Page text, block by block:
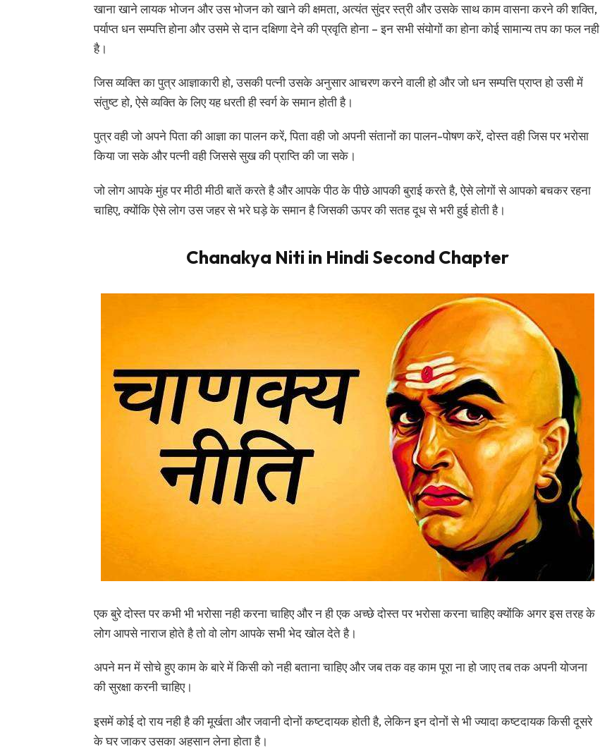
खाना खाने लायक भोजन और उस भोजन को खाने की क्षमता, अत्यंत सुंदर स्त्री और उसके साथ काम वासना करने की शक्ति,
पर्याप्त धन सम्पत्ति होना और उसमे से दान दक्षिणा देने की प्रवृति होना – इन सभी संयोगों का होना कोई सामान्य तप का फल नही
है।
जिस व्यक्ति का पुत्र आज्ञाकारी हो, उसकी पत्नी उसके अनुसार आचरण करने वाली हो और जो धन सम्पत्ति प्राप्त हो उसी में
संतुष्ट हो, ऐसे व्यक्ति के लिए यह धरती ही स्वर्ग के समान होती है।
पुत्र वही जो अपने पिता की आज्ञा का पालन करें, पिता वही जो अपनी संतानों का पालन-पोषण करें, दोस्त वही जिस पर भरोसा
किया जा सके और पत्नी वही जिससे सुख की प्राप्ति की जा सके।
जो लोग आपके मुंह पर मीठी मीठी बातें करते है और आपके पीठ के पीछे आपकी बुराई करते है, ऐसे लोगों से आपको बचकर रहना
चाहिए, क्योंकि ऐसे लोग उस जहर से भरे घड़े के समान है जिसकी ऊपर की सतह दूध से भरी हुई होती है।
Chanakya Niti in Hindi Second Chapter
एक बुरे दोस्त पर कभी भी भरोसा नही करना चाहिए और न ही एक अच्छे दोस्त पर भरोसा करना चाहिए क्योंकि अगर इस तरह के
लोग आपसे नाराज होते है तो वो लोग आपके सभी भेद खोल देते है।
अपने मन में सोचे हुए काम के बारे में किसी को नही बताना चाहिए और जब तक वह काम पूरा ना हो जाए तब तक अपनी योजना
की सुरक्षा करनी चाहिए।
इसमें कोई दो राय नही है की मूर्खता और जवानी दोनों कष्टदायक होती है, लेकिन इन दोनों से भी ज्यादा कष्टदायक किसी दूसरे
के घर जाकर उसका अहसान लेना होता है।